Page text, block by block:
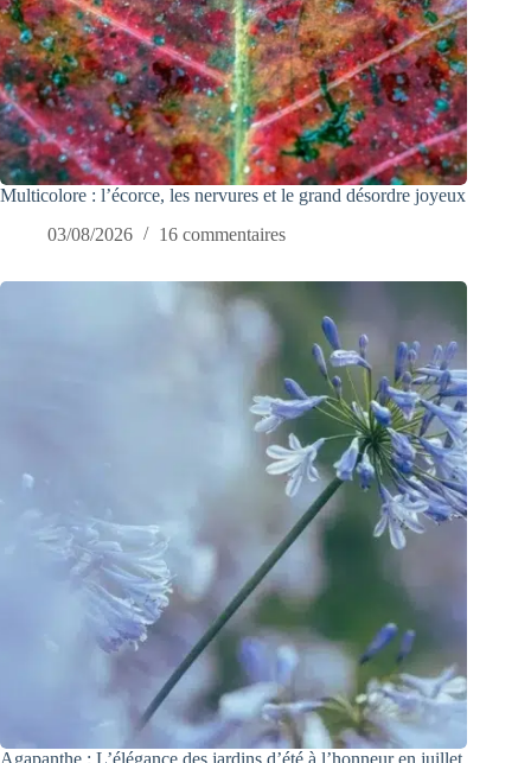
Multicolore : l’écorce, les nervures et le grand désordre joyeux
03/08/2026
16 commentaires